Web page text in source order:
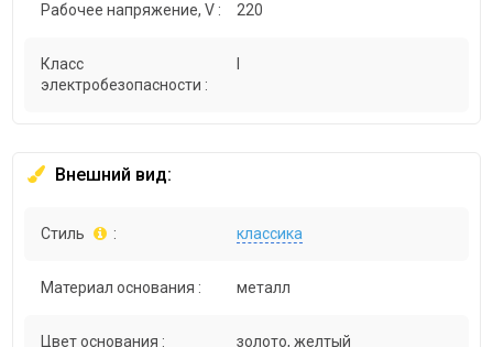
Рабочее напряжение, V : 220
Класс
электробезопасности :
Внешний вид:
Стиль : классика
Материал основания : металл
Цвет основания : золото, желтый